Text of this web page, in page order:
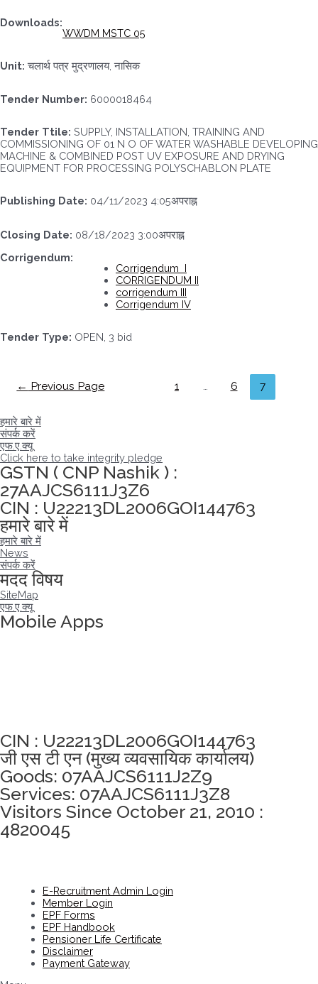
Downloads:
WWDM MSTC 05
Unit: चलार्थ पत्र मुद्रणालय, नासिक
Tender Number: 6000018464
Tender Ttile: SUPPLY, INSTALLATION, TRAINING AND
COMMISSIONING OF 01 N O OF WATER WASHABLE DEVELOPING
MACHINE & COMBINED POST UV EXPOSURE AND DRYING
EQUIPMENT FOR PROCESSING POLYSCHABLON PLATE
Publishing Date: 04/11/2023 4:05अपराह्न
Closing Date: 08/18/2023 3:00अपराह्न
Corrigendum:
Corrigendum I
CORRIGENDUM II
corrigendum III
Corrigendum IV
Tender Type: OPEN, 3 bid
नेविगेशन
← Previous Page 1 6 7
हमारे बारे में
संपर्क करें
एफ.ए.क्यू
Click here to take integrity pledge
GSTN ( CNP Nashik ) :
27AAJCS6111J3Z6
CIN : U22213DL2006GOI144763
हमारे बारे में
हमारे बारे में
News
संपर्क करें
मदद विषय
SiteMap
एफ.ए.क्यू
Mobile Apps
CIN : U22213DL2006GOI144763
जी एस टी एन (मुख्य व्यवसायिक कार्यालय)
Goods: 07AAJCS6111J2Z9
Services: 07AAJCS6111J3Z8
Visitors Since October 21, 2010 :
4820045
E-Recruitment Admin Login
Member Login
EPF Forms
EPF Handbook
Pensioner Life Certificate
Disclaimer
Payment Gateway